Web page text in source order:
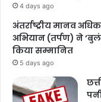
4 days ago
अंतर्राष्ट्रीय मानव
अभियान (तर्पण) ने
किया सम्मानित
5 days ago